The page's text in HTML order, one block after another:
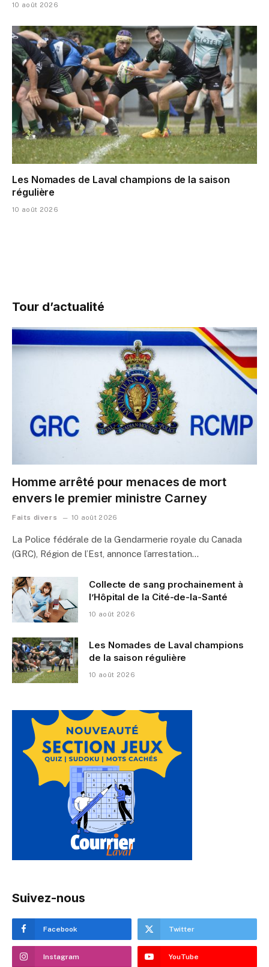
10 août 2026
Les Nomades de Laval champions de la saison
régulière
10 août 2026
Tour d’actualité
Homme arrêté pour menaces de mort
envers le premier ministre Carney
Faits divers 10 août 2026
La Police fédérale de la Gendarmerie royale du Canada
(GRC), Région de l’Est, annonce l’arrestation…
Collecte de sang prochainement à
l’Hôpital de la Cité-de-la-Santé
10 août 2026
Les Nomades de Laval champions
de la saison régulière
10 août 2026
Suivez-nous
Facebook Twitter
Instagram YouTube